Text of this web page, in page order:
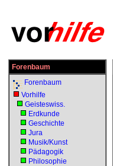
Forenbaum
Forenbaum
Vorhilfe
Geisteswiss.
Erdkunde
Geschichte
Jura
Musik/Kunst
Pädagogik
Philosophie